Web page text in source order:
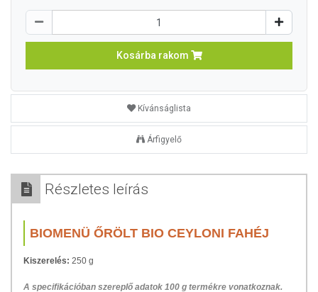
Kosárba rakom
Kívánságlista
Árfigyelő
Részletes leírás
BIOMENÜ ŐRÖLT BIO CEYLONI FAHÉJ
Kiszerelés: 250 g
A specifikációban szereplő adatok 100 g termékre vonatkoznak.